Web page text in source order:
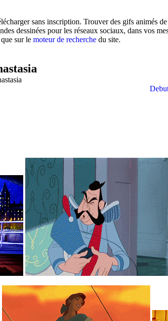
sans inscription. Trouver des gifs animés
dessinées pour les réseaux sociaux, dans vos
sur le moteur de recherche du site.